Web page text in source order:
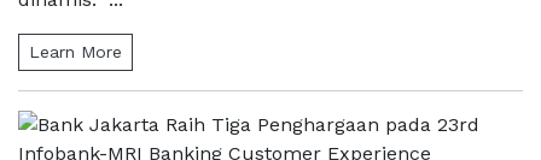
Learn More